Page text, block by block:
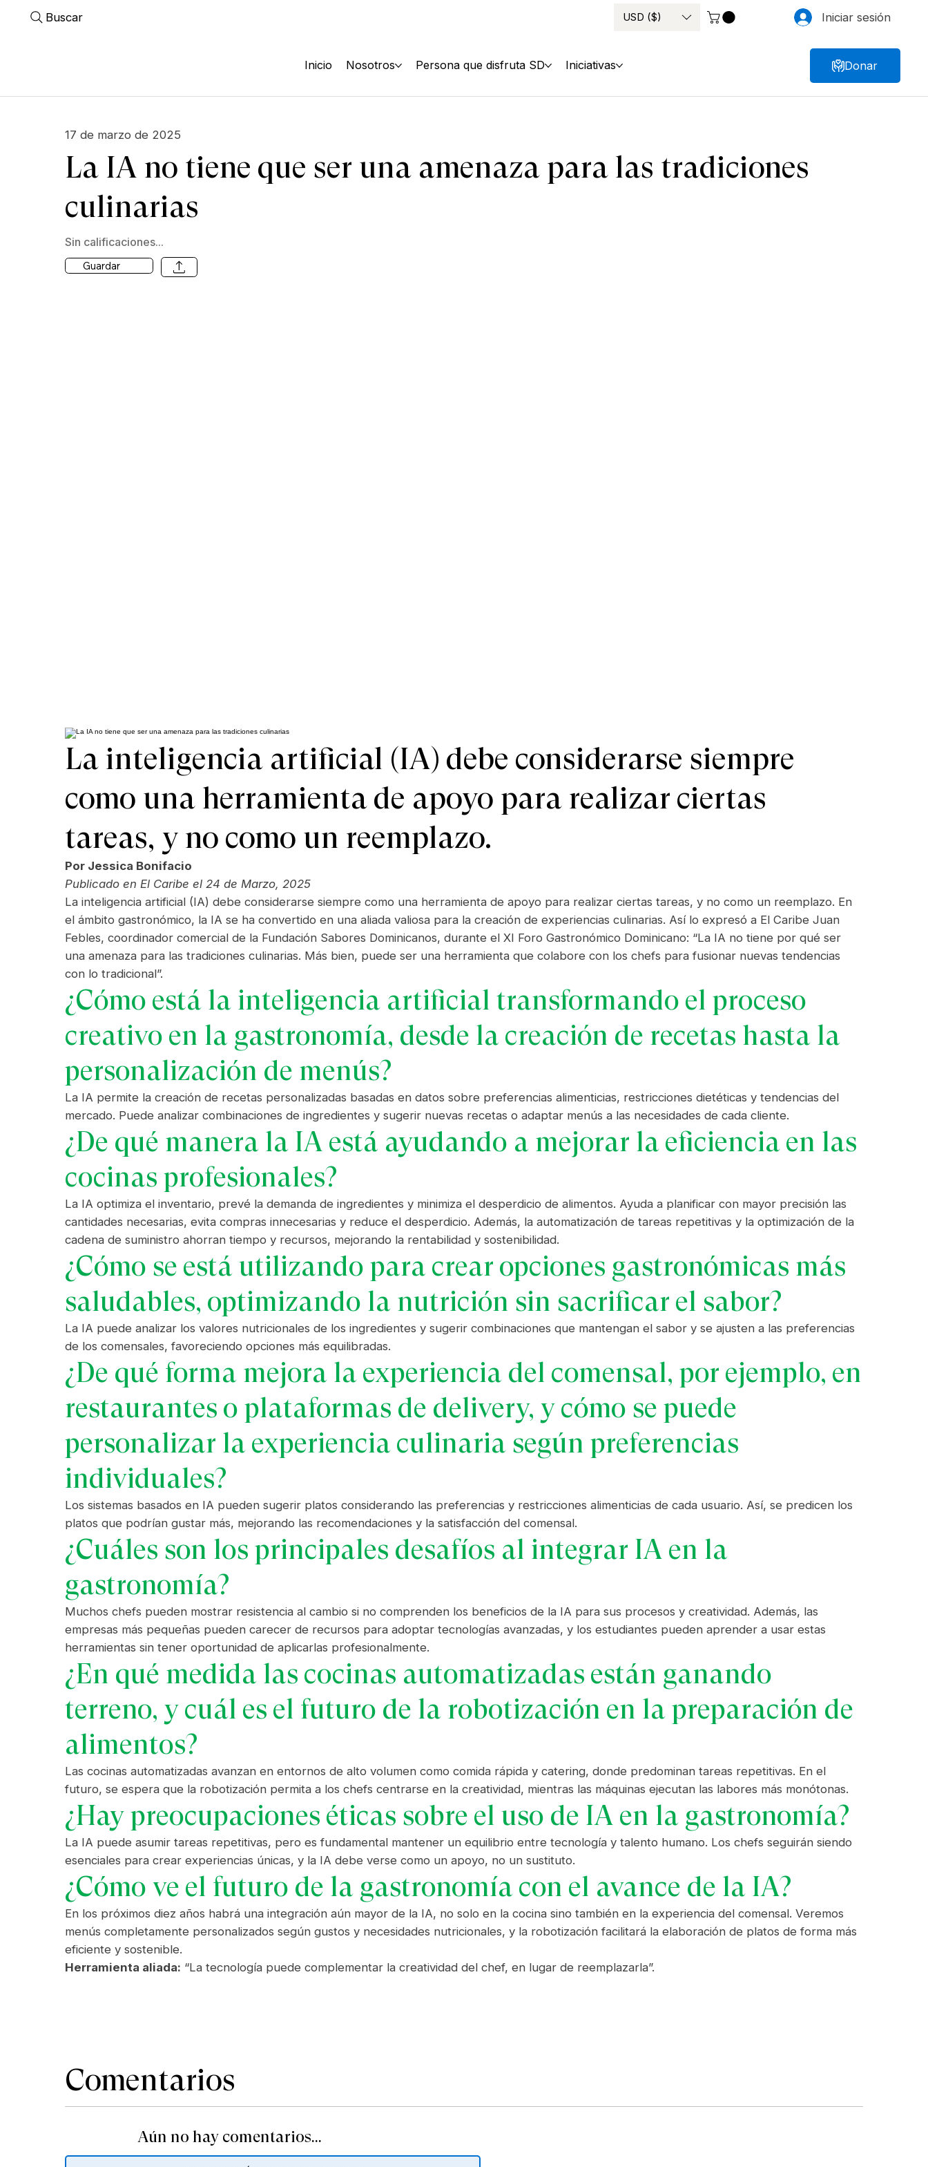
Buscar USD ($) Iniciar sesión
Inicio Nosotros Persona que disfruta SD Iniciativas Donar
17 de marzo de 2025
La IA no tiene que ser una amenaza para las tradiciones
culinarias
Sin calificaciones...
Guardar
La inteligencia artificial (IA) debe considerarse siempre
como una herramienta de apoyo para realizar ciertas
tareas, y no como un reemplazo.
Por Jessica Bonifacio
Publicado en El Caribe el 24 de Marzo, 2025
La inteligencia artificial (IA) debe considerarse siempre como una herramienta de apoyo para realizar ciertas tareas, y no como un reemplazo. En
el ámbito gastronómico, la IA se ha convertido en una aliada valiosa para la creación de experiencias culinarias. Así lo expresó a El Caribe Juan
Febles, coordinador comercial de la Fundación Sabores Dominicanos, durante el XI Foro Gastronómico Dominicano: “La IA no tiene por qué ser
una amenaza para las tradiciones culinarias. Más bien, puede ser una herramienta que colabore con los chefs para fusionar nuevas tendencias
con lo tradicional”.
¿Cómo está la inteligencia artificial transformando el proceso
creativo en la gastronomía, desde la creación de recetas hasta la
personalización de menús?
La IA permite la creación de recetas personalizadas basadas en datos sobre preferencias alimenticias, restricciones dietéticas y tendencias del
mercado. Puede analizar combinaciones de ingredientes y sugerir nuevas recetas o adaptar menús a las necesidades de cada cliente.
¿De qué manera la IA está ayudando a mejorar la eficiencia en las
cocinas profesionales?
La IA optimiza el inventario, prevé la demanda de ingredientes y minimiza el desperdicio de alimentos. Ayuda a planificar con mayor precisión las
cantidades necesarias, evita compras innecesarias y reduce el desperdicio. Además, la automatización de tareas repetitivas y la optimización de la
cadena de suministro ahorran tiempo y recursos, mejorando la rentabilidad y sostenibilidad.
¿Cómo se está utilizando para crear opciones gastronómicas más
saludables, optimizando la nutrición sin sacrificar el sabor?
La IA puede analizar los valores nutricionales de los ingredientes y sugerir combinaciones que mantengan el sabor y se ajusten a las preferencias
de los comensales, favoreciendo opciones más equilibradas.
¿De qué forma mejora la experiencia del comensal, por ejemplo, en
restaurantes o plataformas de delivery, y cómo se puede
personalizar la experiencia culinaria según preferencias
individuales?
Los sistemas basados en IA pueden sugerir platos considerando las preferencias y restricciones alimenticias de cada usuario. Así, se predicen los
platos que podrían gustar más, mejorando las recomendaciones y la satisfacción del comensal.
¿Cuáles son los principales desafíos al integrar IA en la
gastronomía?
Muchos chefs pueden mostrar resistencia al cambio si no comprenden los beneficios de la IA para sus procesos y creatividad. Además, las
empresas más pequeñas pueden carecer de recursos para adoptar tecnologías avanzadas, y los estudiantes pueden aprender a usar estas
herramientas sin tener oportunidad de aplicarlas profesionalmente.
¿En qué medida las cocinas automatizadas están ganando
terreno, y cuál es el futuro de la robotización en la preparación de
alimentos?
Las cocinas automatizadas avanzan en entornos de alto volumen como comida rápida y catering, donde predominan tareas repetitivas. En el
futuro, se espera que la robotización permita a los chefs centrarse en la creatividad, mientras las máquinas ejecutan las labores más monótonas.
¿Hay preocupaciones éticas sobre el uso de IA en la gastronomía?
La IA puede asumir tareas repetitivas, pero es fundamental mantener un equilibrio entre tecnología y talento humano. Los chefs seguirán siendo
esenciales para crear experiencias únicas, y la IA debe verse como un apoyo, no un sustituto.
¿Cómo ve el futuro de la gastronomía con el avance de la IA?
En los próximos diez años habrá una integración aún mayor de la IA, no solo en la cocina sino también en la experiencia del comensal. Veremos
menús completamente personalizados según gustos y necesidades nutricionales, y la robotización facilitará la elaboración de platos de forma más
eficiente y sostenible.
Herramienta aliada: “La tecnología puede complementar la creatividad del chef, en lugar de reemplazarla”.
Comentarios
Aún no hay comentarios...